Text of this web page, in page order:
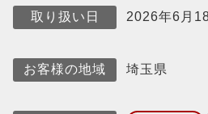
取り扱い日 2026年6月
お客様の地域 埼玉県